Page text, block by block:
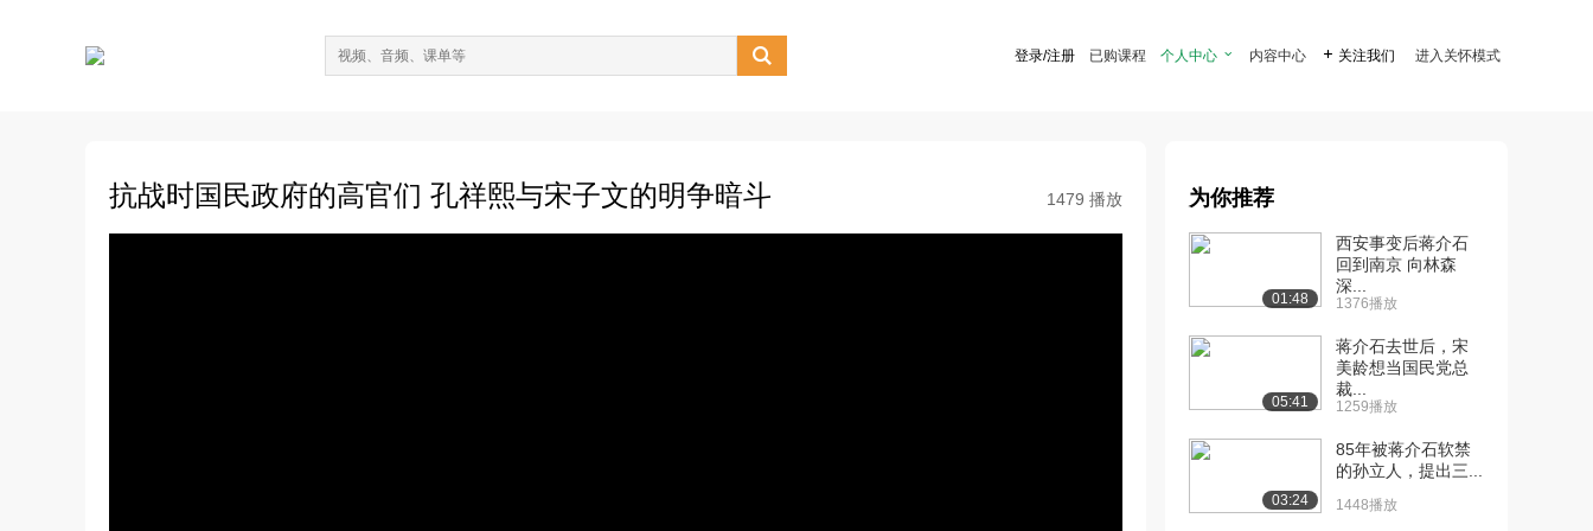
 登录/注册 已购课程 个人中心  内容中心  关注我们 进入关怀模式
抗战时国民政府的高官们 孔祥熙与宋子文的明争暗斗 1479 播放 为你推荐
01:48
西安事变后蒋介石
回到南京 向林森
深...
1376播放
05:41
蒋介石去世后，宋
美龄想当国民党总
裁...
1259播放
03:24
85年被蒋介石软禁
的孙立人，提出三...
1448播放